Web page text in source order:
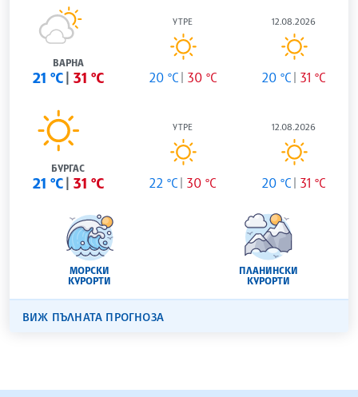
ВАРНА
21 °C 31 °C
УТРЕ
20 °C 30 °C
12.08.2026
20 °C 31 °C
БУРГАС
21 °C 31 °C
УТРЕ
22 °C 30 °C
12.08.2026
20 °C 31 °C
МОРСКИ
КУРОРТИ
ПЛАНИНСКИ
КУРОРТИ
ВИЖ ПЪЛНАТА ПРОГНОЗА